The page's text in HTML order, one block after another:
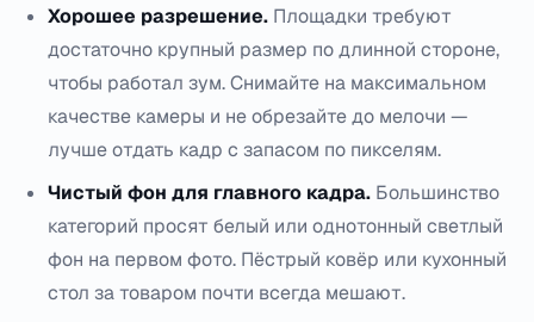
Хорошее разрешение. Площадки требуют
достаточно крупный размер по длинной стороне,
чтобы работал зум. Снимайте на максимальном
качестве камеры и не обрезайте до мелочи —
лучше отдать кадр с запасом по пикселям.
Чистый фон для главного кадра. Большинство
категорий просят белый или однотонный светлый
фон на первом фото. Пёстрый ковёр или кухонный
стол за товаром почти всегда мешают.